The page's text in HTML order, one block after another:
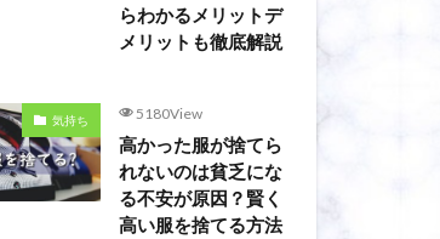
らわかるメリットデ
メリットも徹底解説
気持ち 5180View
高かった服が捨てら
れないのは貧乏にな
る不安が原因？賢く
高い服を捨てる方法